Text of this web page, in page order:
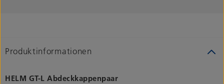
Produktinformationen
HELM GT-L Abdeckkappenpaar